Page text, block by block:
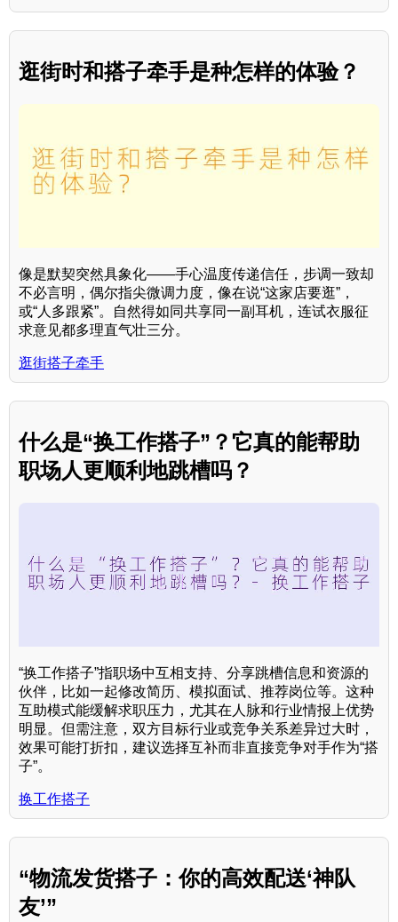
逛街时和搭子牵手是种怎样的体验？
像是默契突然具象化——手心温度传递信任，步调一致却
不必言明，偶尔指尖微调力度，像在说“这家店要逛”，
或“人多跟紧”。自然得如同共享同一副耳机，连试衣服征
求意见都多理直气壮三分。
逛街搭子牵手
什么是“换工作搭子”？它真的能帮助
职场人更顺利地跳槽吗？
“换工作搭子”指职场中互相支持、分享跳槽信息和资源的
伙伴，比如一起修改简历、模拟面试、推荐岗位等。这种
互助模式能缓解求职压力，尤其在人脉和行业情报上优势
明显。但需注意，双方目标行业或竞争关系差异过大时，
效果可能打折扣，建议选择互补而非直接竞争对手作为“搭
子”。
换工作搭子
“物流发货搭子：你的高效配送‘神队
友’”